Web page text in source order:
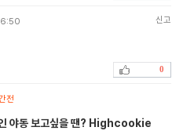
신고
0
전
야동 보고싶을 땐? Highcookie